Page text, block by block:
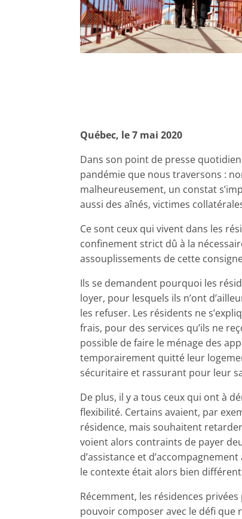
Québec, le 7 mai 2020
Dans son point de presse
pandémie que nous traversons :
malheureusement, un constat
aussi des aînés, victimes
Ce sont ceux qui vivent dans les
confinement strict dû à la
assouplissements de cette
Ils se demandent pourquoi les
loyer, pour lesquels ils n’ont
les refuser. Les résidents ne
frais, pour des services qu’ils ne
possible de faire le ménage des
temporairement quitté leur
sécuritaire et rassurant pour leur
De plus, il y a tous ceux qui ont à
flexibilité. Certains avaient, par
résidence, mais souhaitent
voient alors contraints de payer
d’assistance et
le contexte était alors bien
Récemment, les résidences
pouvoir composer avec le défi que